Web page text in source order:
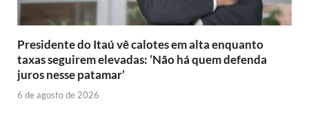
Presidente do Itaú vê calotes em alta enquanto
taxas seguirem elevadas: ‘Não há quem defenda
juros nesse patamar’
6 de agosto de 2026